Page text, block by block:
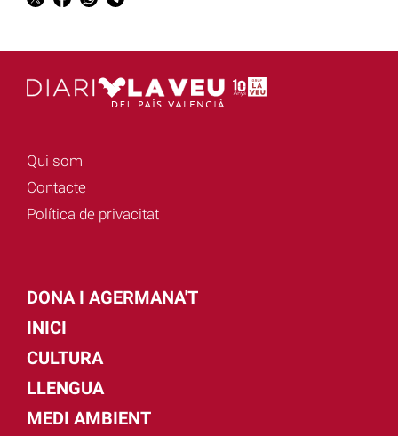
Qui som
Contacte
Política de privacitat
DONA I AGERMANA'T
INICI
CULTURA
LLENGUA
MEDI AMBIENT